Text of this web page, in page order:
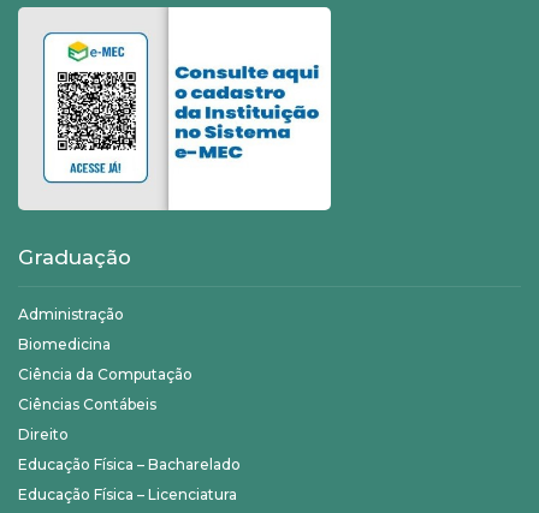
Graduação
Administração
Biomedicina
Ciência da Computação
Ciências Contábeis
Direito
Educação Física – Bacharelado
Educação Física – Licenciatura